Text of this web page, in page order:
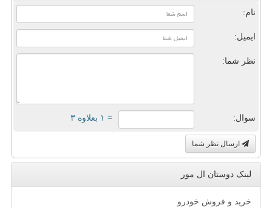
نام:
ایمیل:
نظر شما:
سوال: = ۱ بعلاوه ۳
ارسال نظر شما
لینک دوستان ال مور
خرید و فروش خودرو